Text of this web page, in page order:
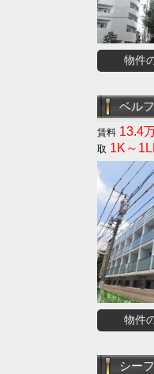
物件
ベル
13.4
1K～
物件
シー